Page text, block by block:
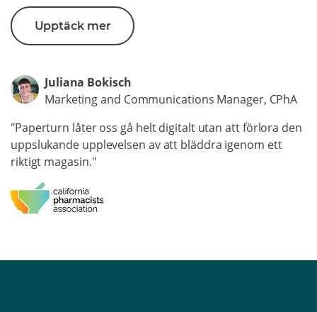
Upptäck mer
Juliana Bokisch
Marketing and Communications Manager, CPhA
"Paperturn låter oss gå helt digitalt utan att förlora den
uppslukande upplevelsen av att bläddra igenom ett
riktigt magasin."